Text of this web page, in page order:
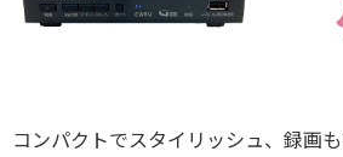
コンパクトでスタイリッシュ、録画